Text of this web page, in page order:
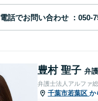
電話でお問い合わせ
豊村 聖子 弁
弁護士法人アルファ
千葉市若葉区 か